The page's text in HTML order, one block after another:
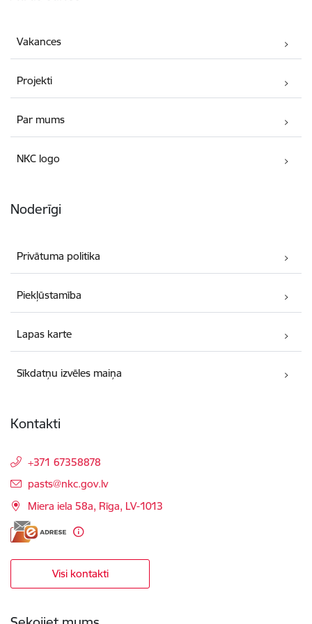
Vakances
Projekti
Par mums
NKC logo
Noderīgi
Privātuma politika
Piekļūstamība
Lapas karte
Sīkdatņu izvēles maiņa
Kontakti
+371 67358878
E-pasts:
pasts@nkc.gov.lv
Miera iela 58a, Rīga, LV-1013
Visi kontakti